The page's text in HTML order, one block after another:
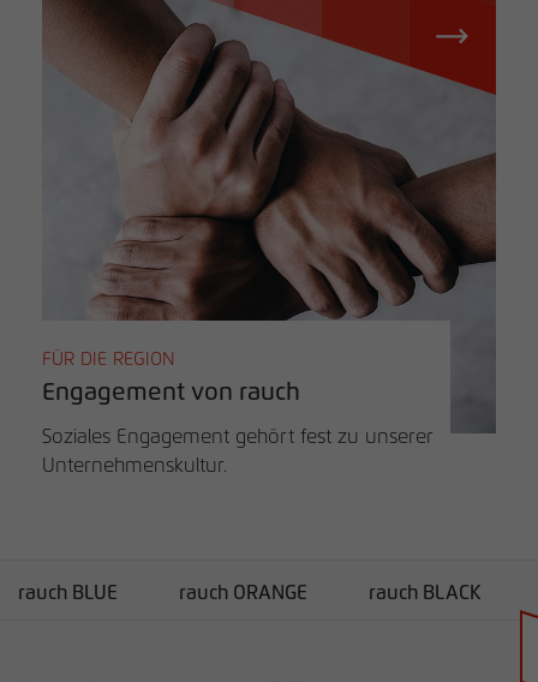
FÜR DIE REGION
Engagement von rauch
Soziales Engagement gehört fest zu unserer
Unternehmenskultur.
rauch BLUE rauch ORANGE rauch BLACK